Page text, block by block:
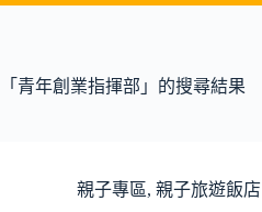
「青年創業指揮部」的搜尋結果
親子專區, 親子旅遊飯店